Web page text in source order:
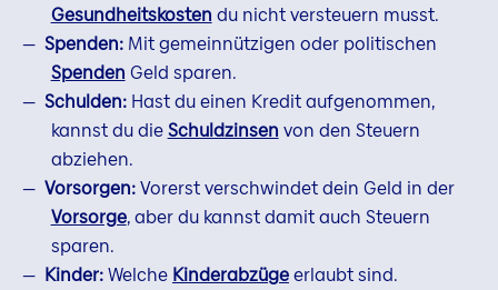
Gesundheitskosten du nicht versteuern musst.
Spenden: Mit gemeinnützigen oder politischen
Spenden Geld sparen.
Schulden: Hast du einen Kredit aufgenommen,
kannst du dieSchuldzinsen von den Steuern
abziehen.
Vorsorgen:Vorerst verschwindet dein Geld in der
Vorsorge, aber du kannst damit auch Steuern
sparen.
Kinder:Welche Kinderabzügeerlaubt sind.